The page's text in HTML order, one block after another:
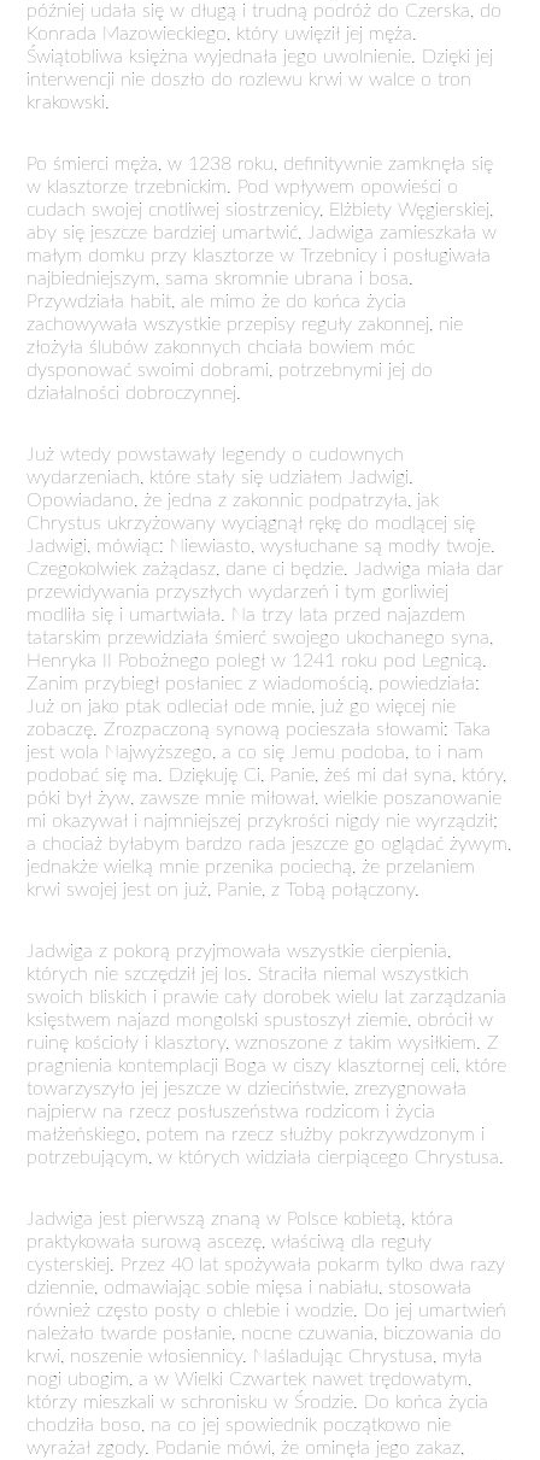
później udała się w długą i trudną podróż do Czerska, do
Konrada Mazowieckiego, który uwięził jej męża.
Świątobliwa księżna wyjednała jego uwolnienie. Dzięki jej
interwencji nie doszło do rozlewu krwi w walce o tron
krakowski.
Po śmierci męża, w 1238 roku, definitywnie zamknęła się
w klasztorze trzebnickim. Pod wpływem opowieści o
cudach swojej cnotliwej siostrzenicy, Elżbiety Węgierskiej,
aby się jeszcze bardziej umartwić, Jadwiga zamieszkała w
małym domku przy klasztorze w Trzebnicy i posługiwała
najbiedniejszym, sama skromnie ubrana i bosa.
Przywdziała habit, ale mimo że do końca życia
zachowywała wszystkie przepisy reguły zakonnej, nie
złożyła ślubów zakonnych chciała bowiem móc
dysponować swoimi dobrami, potrzebnymi jej do
działalności dobroczynnej.
Już wtedy powstawały legendy o cudownych
wydarzeniach, które stały się udziałem Jadwigi.
Opowiadano, że jedna z zakonnic podpatrzyła, jak
Chrystus ukrzyżowany wyciągnął rękę do modlącej się
Jadwigi, mówiąc: Niewiasto, wysłuchane są modły twoje.
Czegokolwiek zażądasz, dane ci będzie. Jadwiga miała dar
przewidywania przyszłych wydarzeń i tym gorliwiej
modliła się i umartwiała. Na trzy lata przed najazdem
tatarskim przewidziała śmierć swojego ukochanego syna,
Henryka II Pobożnego poległ w 1241 roku pod Legnicą.
Zanim przybiegł posłaniec z wiadomością, powiedziała:
Już on jako ptak odleciał ode mnie, już go więcej nie
zobaczę. Zrozpaczoną synową pocieszała słowami: Taka
jest wola Najwyższego, a co się Jemu podoba, to i nam
podobać się ma. Dziękuję Ci, Panie, żeś mi dał syna, który,
póki był żyw, zawsze mnie miłował, wielkie poszanowanie
mi okazywał i najmniejszej przykrości nigdy nie wyrządził;
a chociaż byłabym bardzo rada jeszcze go oglądać żywym,
jednakże wielką mnie przenika pociechą, że przelaniem
krwi swojej jest on już, Panie, z Tobą połączony.
Jadwiga z pokorą przyjmowała wszystkie cierpienia,
których nie szczędził jej los. Straciła niemal wszystkich
swoich bliskich i prawie cały dorobek wielu lat zarządzania
księstwem najazd mongolski spustoszył ziemie, obrócił w
ruinę kościoły i klasztory, wznoszone z takim wysiłkiem. Z
pragnienia kontemplacji Boga w ciszy klasztornej celi, które
towarzyszyło jej jeszcze w dzieciństwie, zrezygnowała
najpierw na rzecz posłuszeństwa rodzicom i życia
małżeńskiego, potem na rzecz służby pokrzywdzonym i
potrzebującym, w których widziała cierpiącego Chrystusa.
Jadwiga jest pierwszą znaną w Polsce kobietą, która
praktykowała surową ascezę, właściwą dla reguły
cysterskiej. Przez 40 lat spożywała pokarm tylko dwa razy
dziennie, odmawiając sobie mięsa i nabiału, stosowała
również często posty o chlebie i wodzie. Do jej umartwień
należało twarde posłanie, nocne czuwania, biczowania do
krwi, noszenie włosiennicy. Naśladując Chrystusa, myła
nogi ubogim, a w Wielki Czwartek nawet trędowatym,
którzy mieszkali w schronisku w Środzie. Do końca życia
chodziła boso, na co jej spowiednik początkowo nie
wyrażał zgody. Podanie mówi, że ominęła jego zakaz,